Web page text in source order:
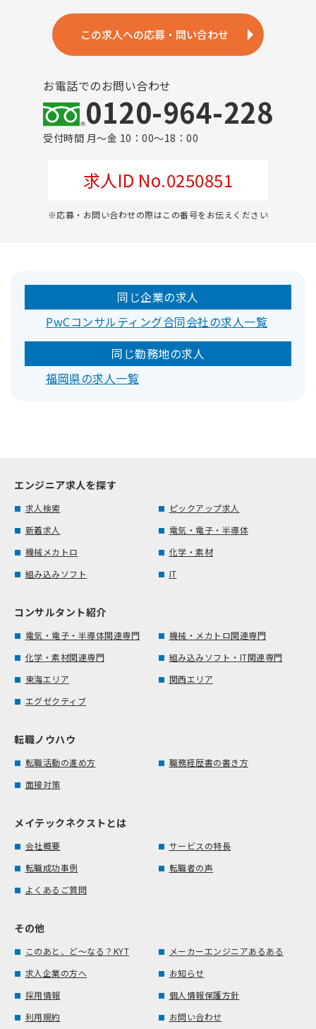
この求人への応募・問い合わせ
お電話でのお問い合わせ
0120-964-228
受付時間 月～金 10：00～18：00
求人ID No.0250851
※応募・お問い合わせの際はこの番号をお伝えください
同じ企業の求人
PwCコンサルティング合同会社の求人一覧
同じ勤務地の求人
福岡県の求人一覧
エンジニア求人を探す
求人検索
ピックアップ求人
新着求人
電気・電子・半導体
機械メカトロ
化学・素材
組み込みソフト
IT
コンサルタント紹介
電気・電子・半導体関連専門
機械・メカトロ関連専門
化学・素材関連専門
組み込みソフト・IT関連専門
東海エリア
関西エリア
エグゼクティブ
転職ノウハウ
転職活動の進め方
職務経歴書の書き方
面接対策
メイテックネクストとは
会社概要
サービスの特長
転職成功事例
転職者の声
よくあるご質問
その他
このあと、ど～なる？KYT
メーカーエンジニアあるある
求人企業の方へ
お知らせ
採用情報
個人情報保護方針
利用規約
お問い合わせ